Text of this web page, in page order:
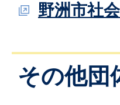
野洲市社
その他団